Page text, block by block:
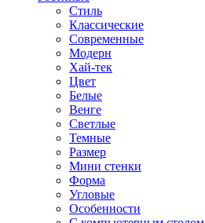
Стиль
Классические
Современные
Модерн
Хай-тек
Цвет
Белые
Венге
Светлые
Темные
Размер
Мини стенки
Форма
Угловые
Особенности